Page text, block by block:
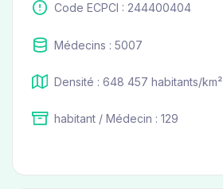
Code ECPCI : 244400404
Médecins : 5007
Densité : 648 457 habitants/km²
habitant / Médecin : 129